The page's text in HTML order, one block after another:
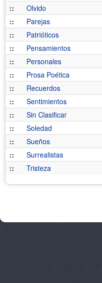
::
Olvido
::
Parejas
::
Patrióticos
::
Pensamientos
::
Personales
::
Prosa Poética
::
Recuerdos
::
Sentimientos
::
Sin Clasificar
::
Soledad
::
Sueños
::
Surrealistas
::
Tristeza